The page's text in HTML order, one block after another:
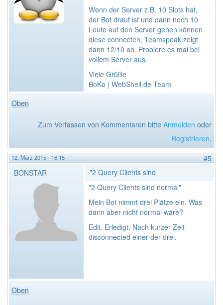
Wenn der Server z.B. 10 Slots hat,
der Bot drauf ist und dann noch 10
Leute auf den Server gehen können
diese connecten, Teamspeak zeigt
dann 12/10 an. Probiere es mal bei
vollem Server aus.
Viele Grüße
BoKo | WebShell.de Team
Oben
Zum Verfassen von Kommentaren bitte Anmelden oder
Registrieren.
12. März 2015 - 16:15
#5
BONSTAR
"2 Query Clients sind
"2 Query Clients sind normal"
Mein Bot nimmt drei Plätze ein. Was
dann aber nicht normal wäre?
Edit. Erledigt. Nach kurzer Zeit
disconnected einer der drei.
Oben